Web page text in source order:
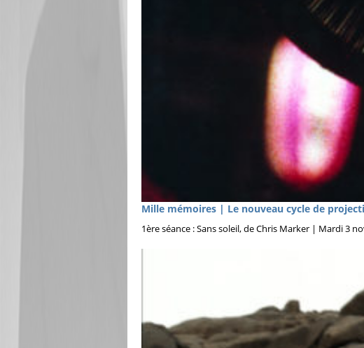
Mille mémoires | Le nouveau cycle de
1ère séance : Sans soleil, de Chris Marker | Mardi 3